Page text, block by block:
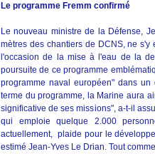
Le programme Fremm confirmé
Le nouveau ministre de la Défense,
mètres des chantiers de DCNS, ne
l'occasion de la mise à l'eau de la
poursuite de ce programme
programme naval européen" dans
terme du programme, la Marine aura
significative de ses missions", a-t-il
qui emploie quelque 2.000
actuellement, plaide pour le
estimé Jean-Yves Le Drian. Tout